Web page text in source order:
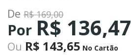
De R$ 169,00
Por R$ 136,47
Ou R$ 143,65 No Cartão